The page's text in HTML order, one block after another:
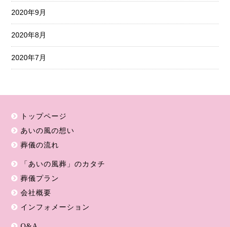
2020年9月
2020年8月
2020年7月
トップページ
あいの風の想い
葬儀の流れ
「あいの風葬」のカタチ
葬儀プラン
会社概要
インフォメーション